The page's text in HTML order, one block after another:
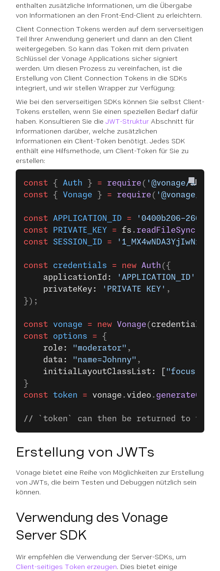
enthalten zusätzliche Informationen, um die Übergabe
von Informationen an den Front-End-Client zu erleichtern.
Client Connection Tokens werden auf dem serverseitigen
Teil Ihrer Anwendung generiert und dann an den Client
weitergegeben. So kann das Token mit dem privaten
Schlüssel der Vonage Applications sicher signiert
werden. Um diesen Prozess zu vereinfachen, ist die
Erstellung von Client Connection Tokens in die SDKs
integriert, und wir stellen Wrapper zur Verfügung:
Wie bei den serverseitigen SDKs können Sie selbst Client-
Tokens erstellen, wenn Sie einen speziellen Bedarf dafür
haben. Konsultieren Sie die JWT-Struktur Abschnitt für
Informationen darüber, welche zusätzlichen
Informationen ein Client-Token benötigt. Jedes SDK
enthält eine Hilfsmethode, um Client-Token für Sie zu
erstellen:
const { Auth } = require ( '@vonage/auth'
const { Vonage } = require ( '@vonage/
const APPLICATION_ID = '0400b206-2602-
const PRIVATE_KEY = fs . readFileSync
const SESSION_ID =
const credentials = new Auth ({
    applicationId:
'APPLICATION_ID'
    privateKey:
'PRIVATE KEY' ,
});
const vonage = new Vonage ( credentials
const options = {
    role:
"moderator" ,
    data:
"name=Johnny" ,
    initialLayoutClassList: [
"focus"
}
const token = vonage . video .
// `token` can then be returned to the
Erstellung von JWTs
Vonage bietet eine Reihe von Möglichkeiten zur Erstellung
von JWTs, die beim Testen und Debuggen nützlich sein
können.
Verwendung des Vonage
Server SDK
Wir empfehlen die Verwendung der Server-SDKs, um
Client-seitiges Token erzeugen. Dies bietet einige